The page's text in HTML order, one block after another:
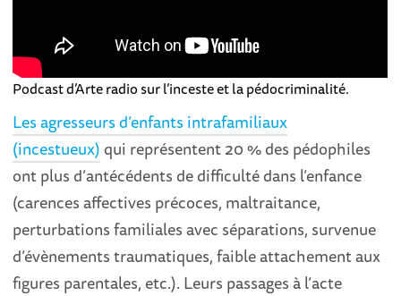
Podcast d’Arte radio sur l’inceste et la pédocriminalité.
Les agresseurs d’enfants intrafamiliaux
(incestueux) qui représentent 20 % des pédophiles
ont plus d’antécédents de difficulté dans l’enfance
(carences affectives précoces, maltraitance,
perturbations familiales avec séparations, survenue
d’évènements traumatiques, faible attachement aux
figures parentales, etc.). Leurs passages à l’acte